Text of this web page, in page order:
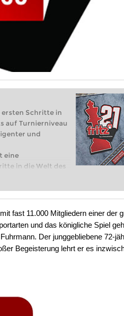
ersten Schritte in
auf Turnierniveau
und
eine
in die Welt des
spielen: Mit
fast 11.000 Mitgliedern einer der
und das königliche Spiel
Der junggebliebene 72-
Begeisterung lehrt er es